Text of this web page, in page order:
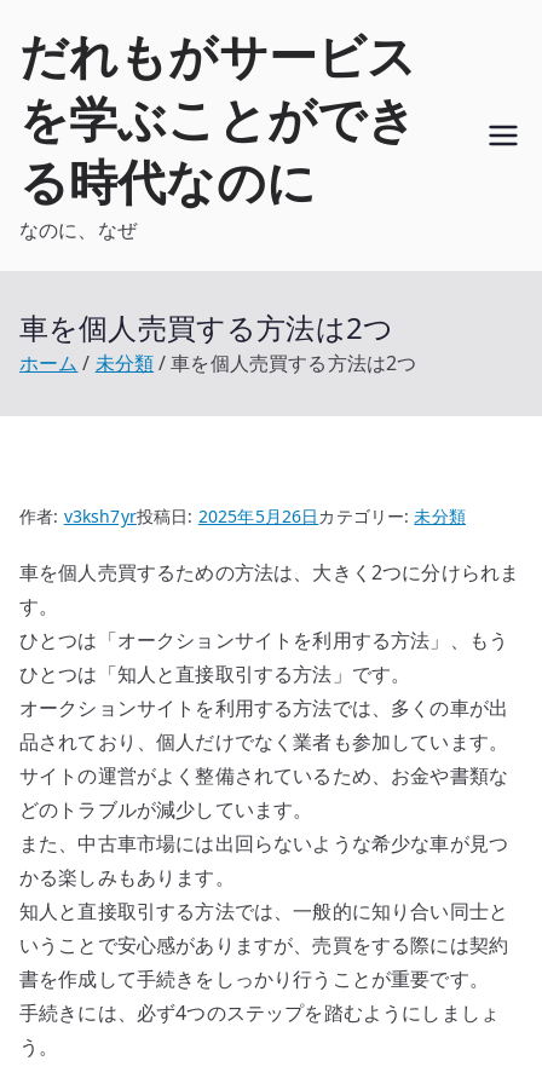
だれもがサービス
を学ぶことができ
る時代なのに
なのに、なぜ
車を個人売買する方法は2つ
ホーム 未分類 車を個人売買する方法は2つ
作者: v3ksh7yr投稿日: 2025年5月26日カテゴリー:未分類
車を個人売買するための方法は、大きく2つに分けられま
す。
ひとつは「オークションサイトを利用する方法」、もう
ひとつは「知人と直接取引する方法」です。
オークションサイトを利用する方法では、多くの車が出
品されており、個人だけでなく業者も参加しています。
サイトの運営がよく整備されているため、お金や書類な
どのトラブルが減少しています。
また、中古車市場には出回らないような希少な車が見つ
かる楽しみもあります。
知人と直接取引する方法では、一般的に知り合い同士と
いうことで安心感がありますが、売買をする際には契約
書を作成して手続きをしっかり行うことが重要です。
手続きには、必ず4つのステップを踏むようにしましょ
う。